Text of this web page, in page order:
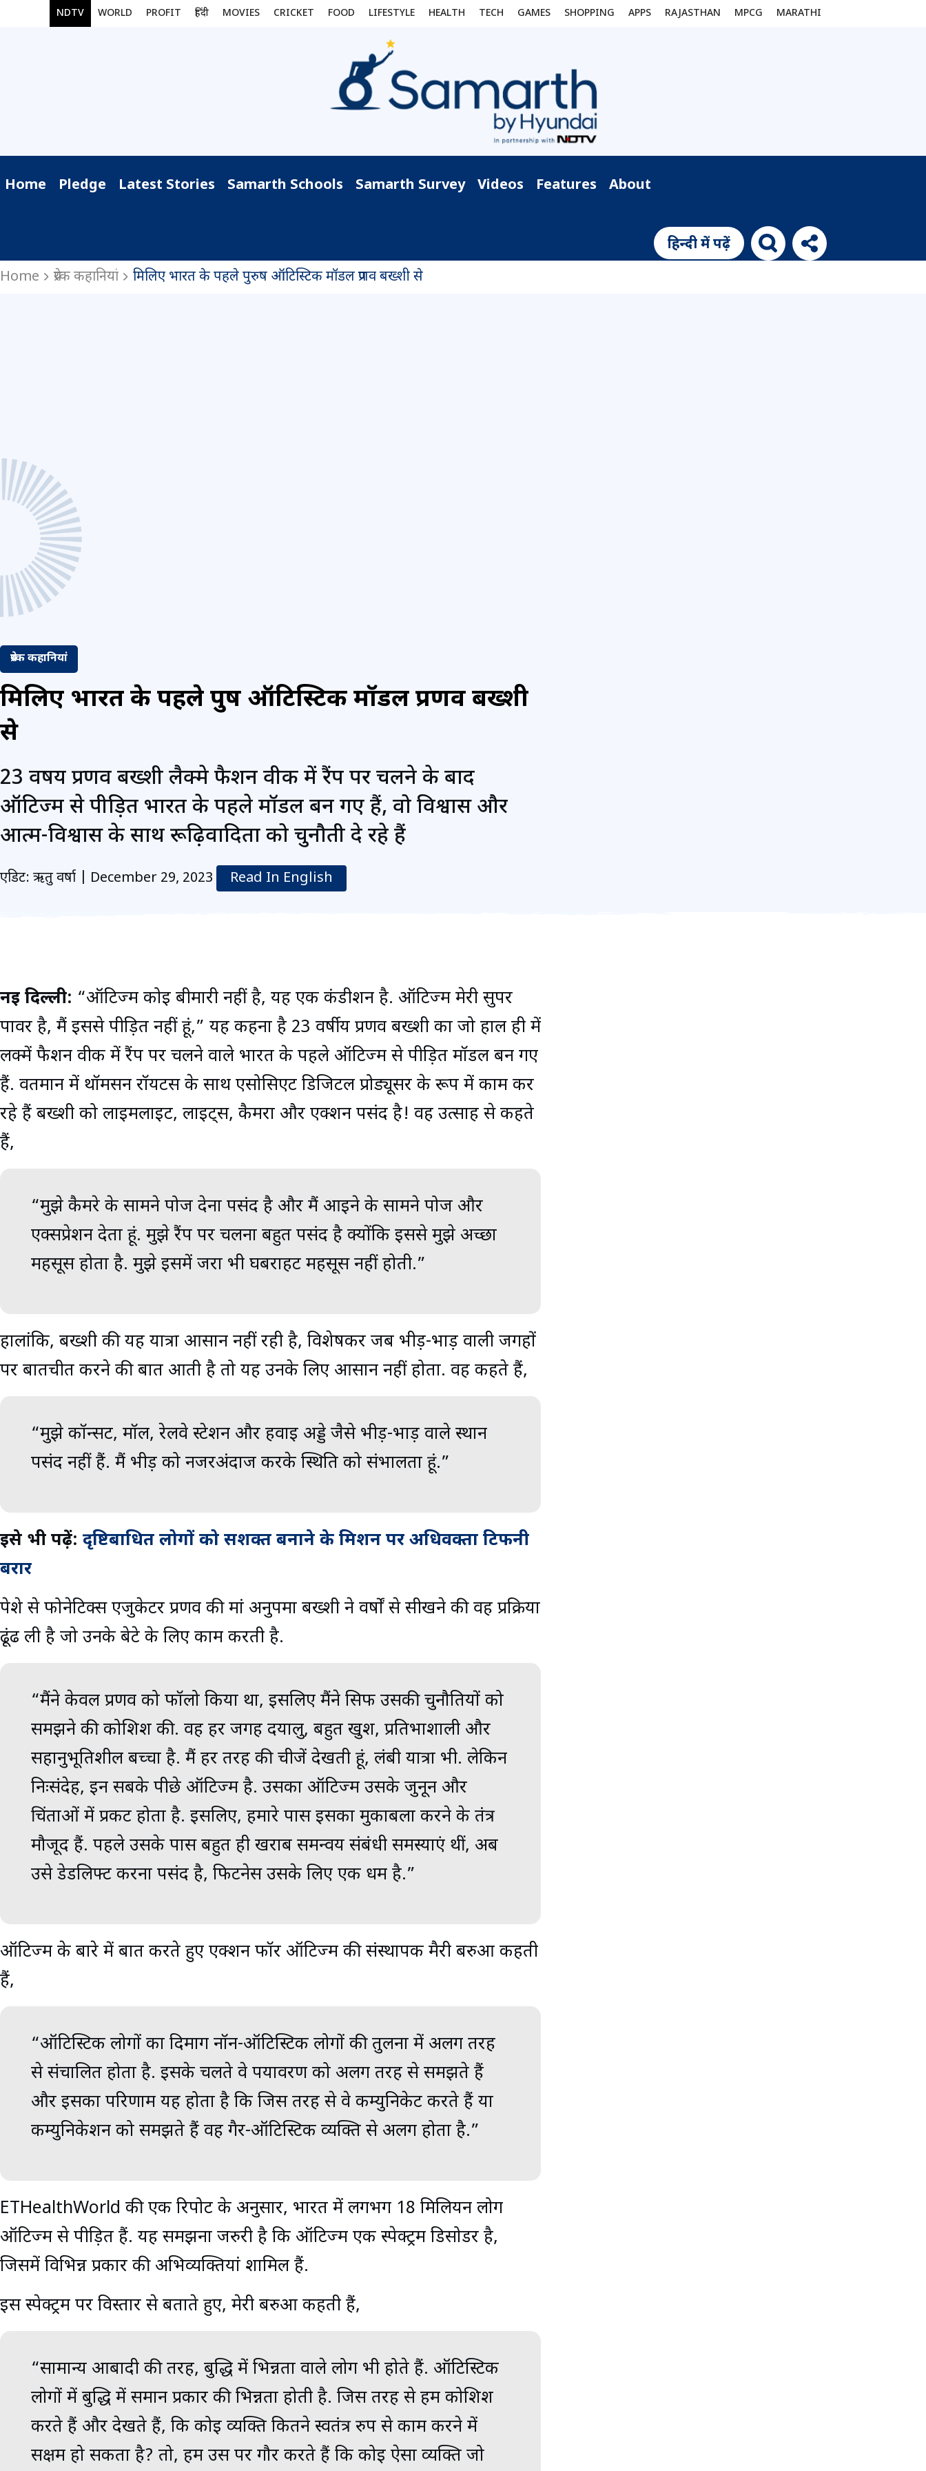
NDTV WORLD PROFIT हिंदी MOVIES CRICKET FOOD LIFESTYLE HEALTH TECH GAMES SHOPPING APPS RAJASTHAN MPCG MARATHI
Home Pledge Latest Stories Samarth Schools Samarth Survey Videos Features About
हिन्दी में पढ़ें
Home
प्रेरक कहानियां मिलिए भारत के पहले पुरुष ऑटिस्टिक मॉडल प्रणव बख्शी से
प्रेरक कहानियां
मिलिए भारत के पहले पुरुष ऑटिस्टिक मॉडल प्रणव बख्शी
से
23 वर्षीय प्रणव बख्शी लैक्मे फैशन वीक में रैंप पर चलने के बाद
ऑटिज्म से पीड़ित भारत के पहले मॉडल बन गए हैं, वो विश्वास और
आत्म-विश्वास के साथ रूढ़िवादिता को चुनौती दे रहे हैं
एडिट: ऋतु वर्षा | December 29, 2023 Read In English
नई दिल्ली: “ऑटिज्म कोई बीमारी नहीं है, यह एक कंडीशन है. ऑटिज्म मेरी सुपर
पावर है, मैं इससे पीड़ित नहीं हूं,” यह कहना है 23 वर्षीय प्रणव बख्शी का जो हाल ही में
लक्में फैशन वीक में रैंप पर चलने वाले भारत के पहले ऑटिज्म से पीड़ित मॉडल बन गए
हैं. वर्तमान में थॉमसन रॉयटर्स के साथ एसोसिएट डिजिटल प्रोड्यूसर के रूप में काम कर
रहे हैं बख्शी को लाइमलाइट, लाइट्स, कैमरा और एक्शन पसंद है! वह उत्साह से कहते
हैं,
“मुझे कैमरे के सामने पोज देना पसंद है और मैं आइने के सामने पोज और
एक्सप्रेशन देता हूं. मुझे रैंप पर चलना बहुत पसंद है क्योंकि इससे मुझे अच्छा
महसूस होता है. मुझे इसमें जरा भी घबराहट महसूस नहीं होती.”
हालांकि, बख्शी की यह यात्रा आसान नहीं रही है, विशेषकर जब भीड़-भाड़ वाली जगहों
पर बातचीत करने की बात आती है तो यह उनके लिए आसान नहीं होता. वह कहते हैं,
“मुझे कॉन्सर्ट, मॉल, रेलवे स्टेशन और हवाई अड्डे जैसे भीड़-भाड़ वाले स्थान
पसंद नहीं हैं. मैं भीड़ को नजरअंदाज करके स्थिति को संभालता हूं.”
इसे भी पढ़ें: दृष्टिबाधित लोगों को सशक्त बनाने के मिशन पर अधिवक्ता टिफनी
बरार
पेशे से फोनेटिक्स एजुकेटर प्रणव की मां अनुपमा बख्शी ने वर्षों से सीखने की वह प्रक्रिया
ढूंढ ली है जो उनके बेटे के लिए काम करती है.
“मैंने केवल प्रणव को फॉलो किया था, इसलिए मैंने सिर्फ उसकी चुनौतियों को
समझने की कोशिश की. वह हर जगह दयालु, बहुत खुश, प्रतिभाशाली और
सहानुभूतिशील बच्चा है. मैं हर तरह की चीजें देखती हूं, लंबी यात्रा भी. लेकिन
निःसंदेह, इन सबके पीछे ऑटिज्म है. उसका ऑटिज्म उसके जुनून और
चिंताओं में प्रकट होता है. इसलिए, हमारे पास इसका मुकाबला करने के तंत्र
मौजूद हैं. पहले उसके पास बहुत ही खराब समन्वय संबंधी समस्याएं थीं, अब
उसे डेडलिफ्ट करना पसंद है, फिटनेस उसके लिए एक धर्म है.”
ऑटिज्म के बारे में बात करते हुए एक्शन फॉर ऑटिज्म की संस्थापक मैरी बरुआ कहती
हैं,
“ऑटिस्टिक लोगों का दिमाग नॉन-ऑटिस्टिक लोगों की तुलना में अलग तरह
से संचालित होता है. इसके चलते वे पर्यावरण को अलग तरह से समझते हैं
और इसका परिणाम यह होता है कि जिस तरह से वे कम्युनिकेट करते हैं या
कम्युनिकेशन को समझते हैं वह गैर-ऑटिस्टिक व्यक्ति से अलग होता है.”
ETHealthWorld की एक रिपोर्ट के अनुसार, भारत में लगभग 18 मिलियन लोग
ऑटिज्म से पीड़ित हैं. यह समझना जरुरी है कि ऑटिज्म एक स्पेक्ट्रम डिसोर्डर है,
जिसमें विभिन्न प्रकार की अभिव्यक्तियां शामिल हैं.
इस स्पेक्ट्रम पर विस्तार से बताते हुए, मेरी बरुआ कहती हैं,
“सामान्य आबादी की तरह, बुद्धि में भिन्नता वाले लोग भी होते हैं. ऑटिस्टिक
लोगों में बुद्धि में समान प्रकार की भिन्नता होती है. जिस तरह से हम कोशिश
करते हैं और देखते हैं, कि कोई व्यक्ति कितने स्वतंत्र रुप से काम करने में
सक्षम हो सकता है? तो, हम उस पर गौर करते हैं कि कोई ऐसा व्यक्ति जो